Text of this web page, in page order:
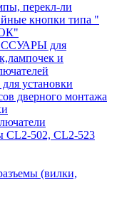
перекл-ли
кнопки типа "
для
и
установки
дверного монтажа
CL2-502, CL2-523
(вилки,